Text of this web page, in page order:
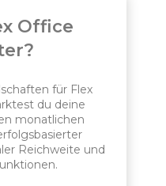
Office
für Flex
du deine
monatlichen
Reichweite und